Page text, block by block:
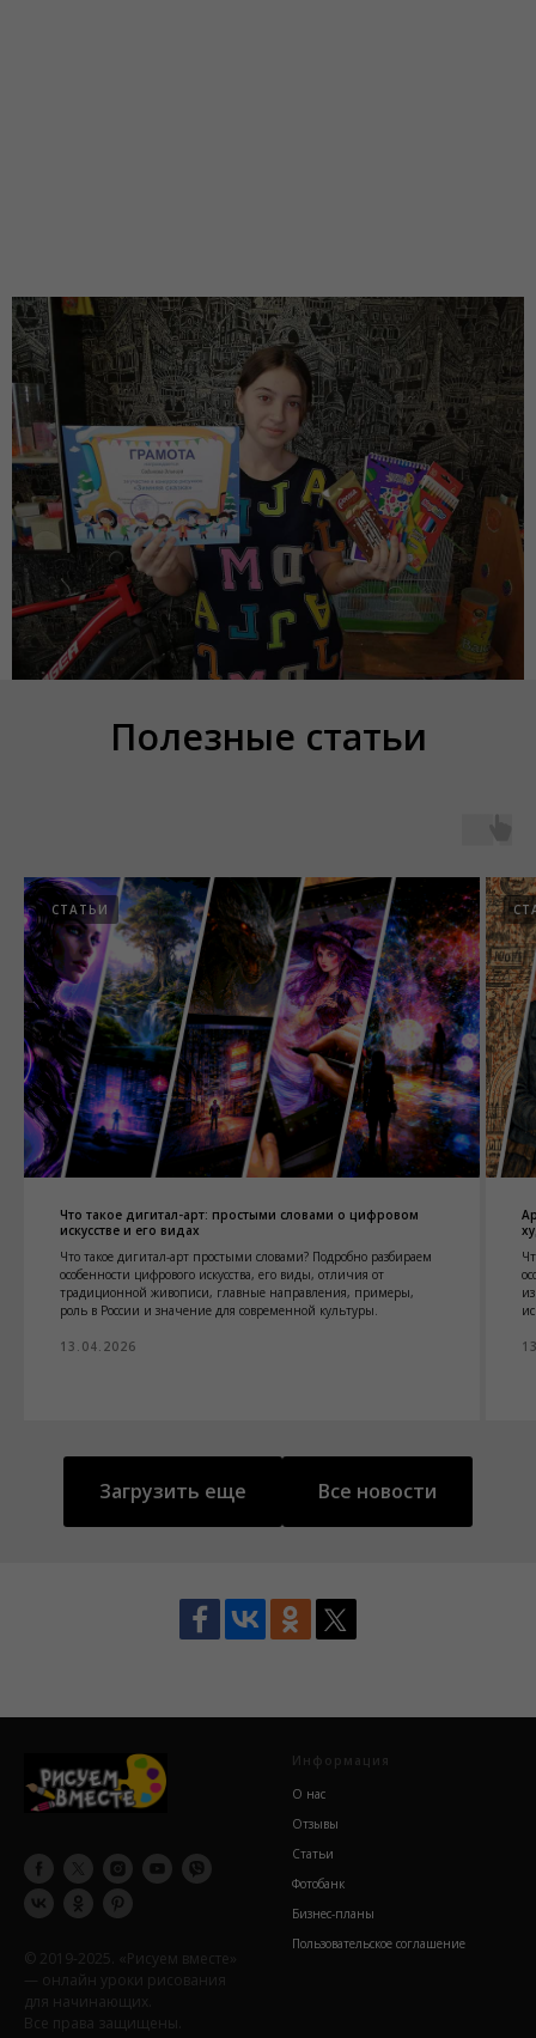
Полезные статьи
СТАТЬИ
Что такое дигитал-арт: простыми словами о цифровом
искусстве и его видах
Что такое дигитал-арт простыми словами? Подробно разбираем
особенности цифрового искусства, его виды, отличия от
традиционной живописи, главные направления, примеры,
роль в России и значение для современной культуры.
13.04.2026
Загрузить еще Все новости
© 2019-2025. «Рисуем вместе»
— онлайн уроки рисования
для начинающих.
Все права защищены.
Информация
О нас
Отзывы
Статьи
Фотобанк
Бизнес-планы
Пользовательское соглашение